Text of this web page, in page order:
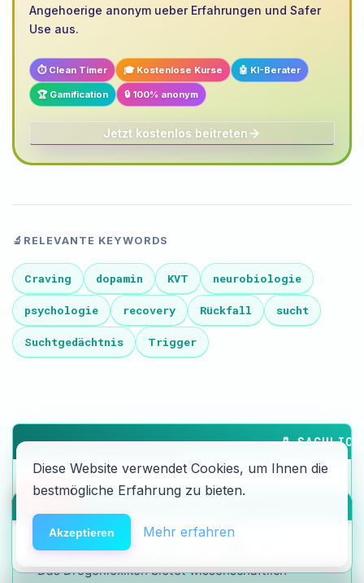
Angehoerige anonym ueber Erfahrungen und Safer
Use aus.
⏱️ Clean Timer 🎓 Kostenlose Kurse 🤖 KI-Berater
🏆 Gamification 🔒 100% anonym
Jetzt kostenlos beitreten
🔬 RELEVANTE KEYWORDS
Craving dopamin KVT neurobiologie
psychologie recovery Rückfall sucht
Suchtgedächtnis Trigger
🧪
SAFER USE & SCIENCE
Fakten statt Mythen.
Das Drogenlexikon bietet wissenschaftlich
🆘Hilfe
Diese Website verwendet Cookies, um Ihnen die
bestmögliche Erfahrung zu bieten.
Akzeptieren Mehr erfahren